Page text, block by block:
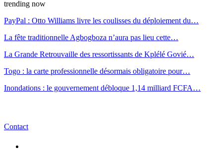
trending now
PayPal : Otto Williams livre les coulisses du déploiement du…
La fête traditionnelle Agbogboza n’aura pas lieu cette…
La Grande Retrouvaille des ressortissants de Kplélé Govié…
Togo : la carte professionnelle désormais obligatoire pour…
Inondations : le gouvernement débloque 1,14 milliard FCFA…
Contact